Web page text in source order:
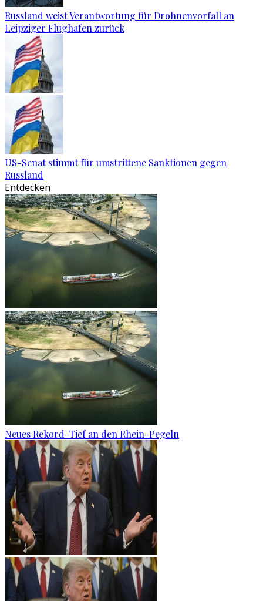
Russland weist Verantwortung für Drohnenvorfall an
Leipziger Flughafen zurück
US-Senat stimmt für umstrittene Sanktionen gegen
Russland
Entdecken
Neues Rekord-Tief an den Rhein-Pegeln